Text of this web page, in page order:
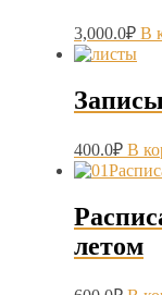
3,000.0₽ В
400.0₽ В
летом